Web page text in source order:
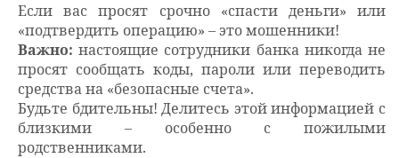
Если вас просят срочно «спасти деньги» или
«подтвердить операцию» – это мошенники!
Важно: настоящие сотрудники банка никогда не
просят сообщать коды, пароли или переводить
средства на «безопасные счета».
Будьте бдительны! Делитесь этой информацией с
близкими – особенно с пожилыми
родственниками.